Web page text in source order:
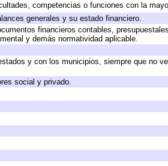
competencias o funciones con la
generales y su estado financiero.
financieros contables,
y demás normatividad aplicable.
y con los municipios, siempre que no
social y privado.